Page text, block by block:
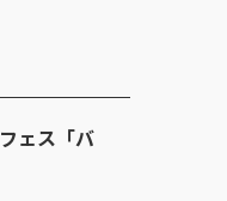
ェス「バ